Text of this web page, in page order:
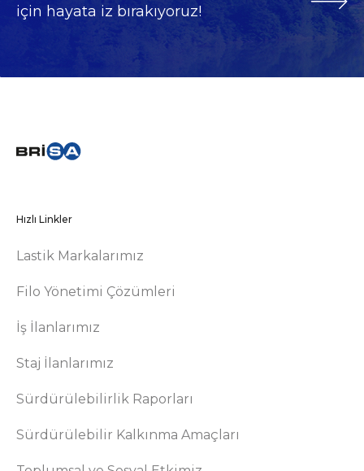
için hayata iz bırakıyoruz!
Hızlı Linkler
Lastik Markalarımız
Filo Yönetimi Çözümleri
İş İlanlarımız
Staj İlanlarımız
Sürdürülebilirlik Raporları
Sürdürülebilir Kalkınma Amaçları